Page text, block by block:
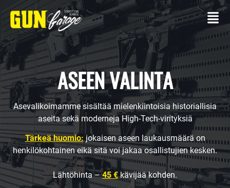
ASEEN VALINTA
Asevalikoimamme sisältää mielenkiintoisia historiallisia
aseita sekä moderneja High-Tech-virityksiä
Tärkeä huomio:jokaisen aseen laukausmäärä on
henkilökohtainen eikä sitä voi jakaa osallistujien kesken.
Lähtöhinta –45 €kävijää kohden.
OTTAA
YHTEYTTÄ
AMPUMARATA
Asseellasi